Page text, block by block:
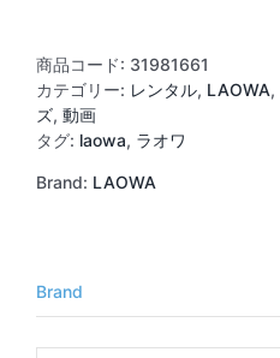
Cine
(PL)
商品コード: 31981661
カテゴリー: レンタル, LAOWA,
ズ, 動画
タグ: laowa, ラオワ
Brand: LAOWA
Brand